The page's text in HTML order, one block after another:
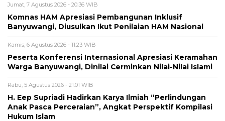
Jumat, 7 Agustus 2026 - 20:36 WIB
Komnas HAM Apresiasi Pembangunan Inklusif
Banyuwangi, Diusulkan Ikut Penilaian HAM Nasional
Kamis, 6 Agustus 2026 - 11:23 WIB
Peserta Konferensi Internasional Apresiasi Keramahan
Warga Banyuwangi, Dinilai Cerminkan Nilai-Nilai Islami
Rabu, 5 Agustus 2026 - 21:01 WIB
H. Eep Supriadi Hadirkan Karya Ilmiah “Perlindungan
Anak Pasca Perceraian”, Angkat Perspektif Kompilasi
Hukum Islam